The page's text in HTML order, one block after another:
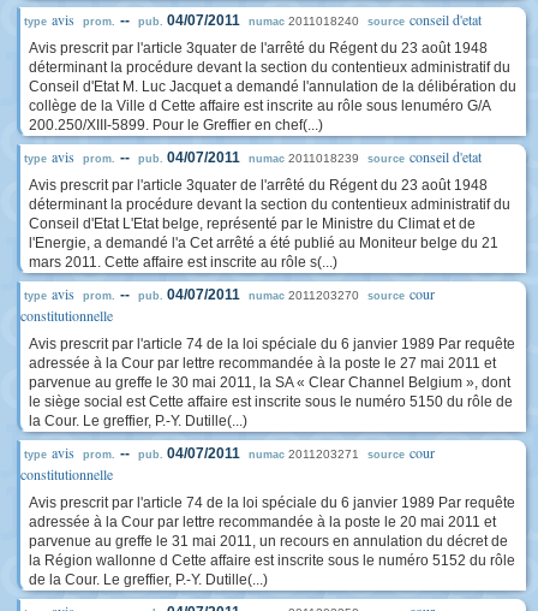
type avis prom. -- pub. 04/07/2011 numac 2011018240 source conseil d'etat
Avis prescrit par l'article 3quater de l'arrêté du Régent du 23 août 1948
déterminant la procédure devant la section du contentieux administratif du
Conseil d'Etat M. Luc Jacquet a demandé l'annulation de la délibération du
collège de la Ville d Cette affaire est inscrite au rôle sous lenuméro G/A
200.250/XIII-5899. Pour le Greffier en chef(...)
type avis prom. -- pub. 04/07/2011 numac 2011018239 source conseil d'etat
Avis prescrit par l'article 3quater de l'arrêté du Régent du 23 août 1948
déterminant la procédure devant la section du contentieux administratif du
Conseil d'Etat L'Etat belge, représenté par le Ministre du Climat et de
l'Energie, a demandé l'a Cet arrêté a été publié au Moniteur belge du 21
mars 2011. Cette affaire est inscrite au rôle s(...)
type avis prom. -- pub. 04/07/2011 numac 2011203270 source cour
constitutionnelle
Avis prescrit par l'article 74 de la loi spéciale du 6 janvier 1989 Par requête
adressée à la Cour par lettre recommandée à la poste le 27 mai 2011 et
parvenue au greffe le 30 mai 2011, la SA « Clear Channel Belgium », dont
le siège social est Cette affaire est inscrite sous le numéro 5150 du rôle de
la Cour. Le greffier, P.-Y. Dutille(...)
type avis prom. -- pub. 04/07/2011 numac 2011203271 source cour
constitutionnelle
Avis prescrit par l'article 74 de la loi spéciale du 6 janvier 1989 Par requête
adressée à la Cour par lettre recommandée à la poste le 20 mai 2011 et
parvenue au greffe le 31 mai 2011, un recours en annulation du décret de
la Région wallonne d Cette affaire est inscrite sous le numéro 5152 du rôle
de la Cour. Le greffier, P.-Y. Dutille(...)